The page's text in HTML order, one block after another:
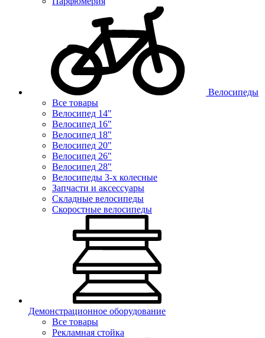
Велосипеды
Все товары
Велосипед 14"
Велосипед 16"
Велосипед 18"
Велосипед 20"
Велосипед 26"
Велосипед 28"
Велосипеды 3-х колесные
Запчасти и аксессуары
Складные велосипеды
Скоростные велосипеды
Демонстрационное оборудование
Все товары
Рекламная стойка